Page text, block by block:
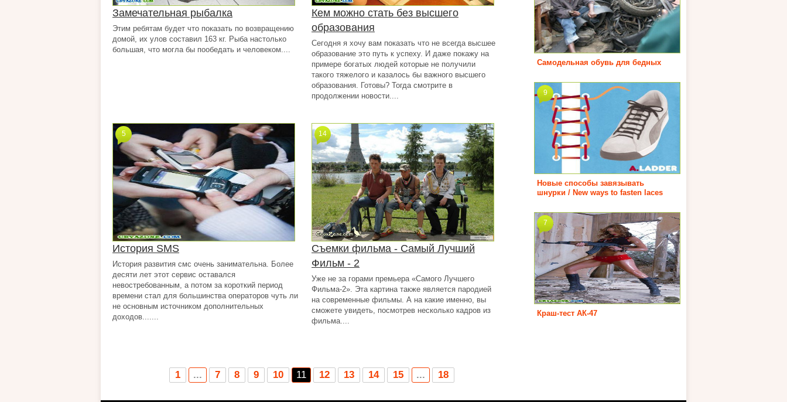
Замечательная рыбалка
Этим ребятам будет что показать по возвращению
домой, их улов составил 163 кг. Рыба настолько
большая, что могла бы пообедать и человеком....
Кем можно стать без высшего
образования
Сегодня я хочу вам показать что не всегда высшее
образование это путь к успеху. И даже покажу на
примере богатых людей которые не получили
такого тяжелого и казалось бы важного высшего
образования. Готовы? Тогда смотрите в
продолжении новости....
История SMS
История развития смс очень занимательна. Более
десяти лет этот сервис оставался
невостребованным, а потом за короткий период
времени стал для большинства операторов чуть ли
не основным источником дополнительных
доходов.......
5
Съемки фильма - Самый Лучший
Фильм - 2
Уже не за горами премьера «Самого Лучшего
Фильма-2». Эта картина также является пародией
на современные фильмы. А на какие именно, вы
сможете увидеть, посмотрев несколько кадров из
фильма....
14
1 ... 7 8 9 10 11 12 13 14 15 ... 18
Самодельная обувь для бедных
Новые способы завязывать
шнурки / New ways to fasten laces
9
Краш-тест АК-47
7